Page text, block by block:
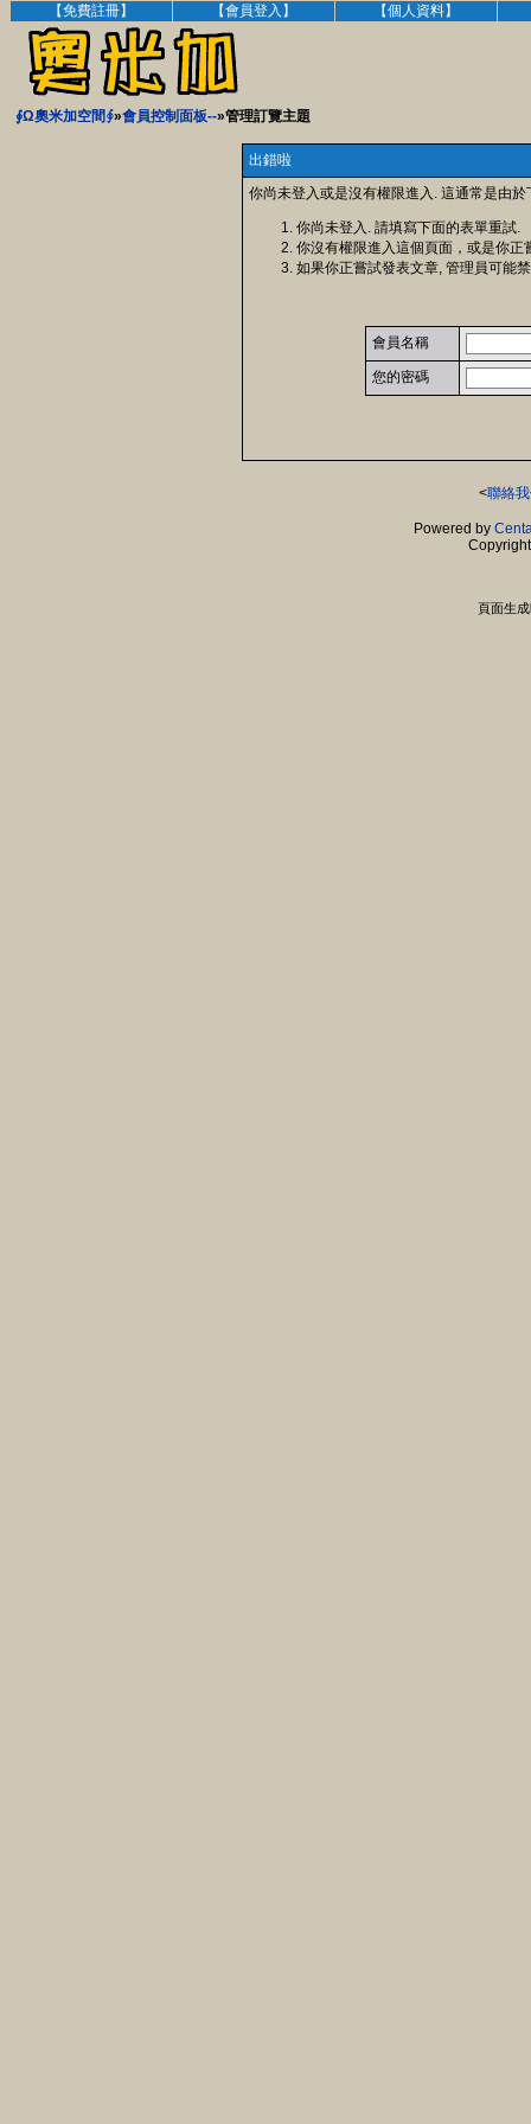
【免費註冊】 【會員登入】 【個人資料】
∮Ω奧米加空間∮»會員控制面板--»管理訂覽主題
出錯啦
你尚未登入或是沒有權限進入. 這通常是由於
你尚未登入. 請填寫下面的表單重試.
你沒有權限進入這個頁面，或是你
如果你正嘗試發表文章, 管理員可能
會員名稱
您的密碼
<聯絡
Powered by
頁面生